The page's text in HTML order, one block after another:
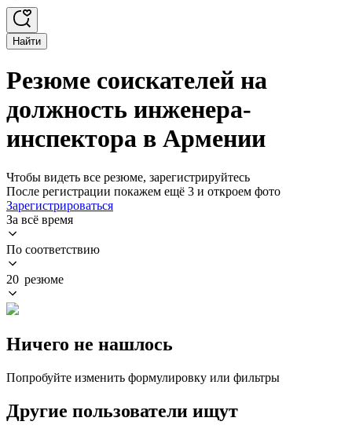
Найти
Резюме соискателей на
должность инженера-
инспектора в Армении
Чтобы видеть все резюме, зарегистрируйтесь
После регистрации покажем ещё 3 и откроем фото
Зарегистрироваться
За всё время
По соответствию
20 резюме
Ничего не нашлось
Попробуйте изменить формулировку или фильтры
Другие пользователи ищут